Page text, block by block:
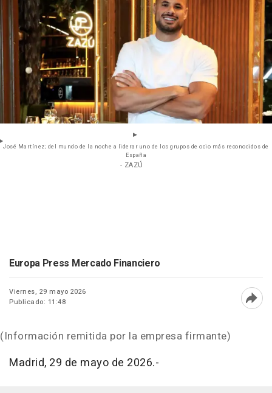
José Martínez; del mundo de la noche a liderar uno de los grupos de ocio más reconocidos de
España
- ZAZÚ
Europa Press Mercado Financiero
Viernes, 29 mayo 2026
Publicado: 11:48
(Información remitida por la empresa firmante)
Madrid, 29 de mayo de 2026.-